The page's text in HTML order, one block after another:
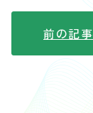
前の記事